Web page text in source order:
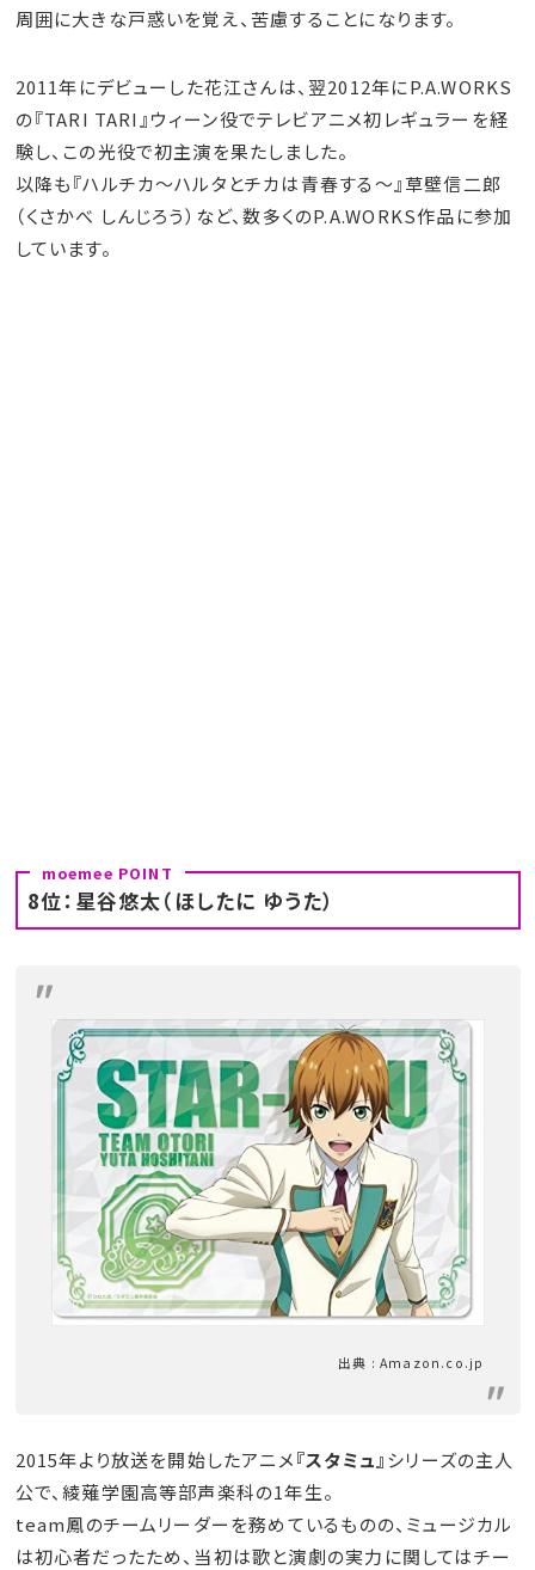
周囲に大きな戸惑いを覚え、苦慮することになります。
2011年にデビューした花江さんは、翌2012年にP.A.WORKS
の『TARI TARI』ウィーン役でテレビアニメ初レギュラーを経
験し、この光役で初主演を果たしました。
以降も『ハルチカ～ハルタとチカは青春する～』草壁信二郎
（くさかべ しんじろう）など、数多くのP.A.WORKS作品に参加
しています。
8位：星谷悠太（ほしたに ゆうた）
出典 : Amazon.co.jp
2015年より放送を開始したアニメ『スタミュ』シリーズの主人
公で、綾薙学園高等部声楽科の1年生。
team鳳のチームリーダーを務めているものの、ミュージカル
は初心者だったため、当初は歌と演劇の実力に関してはチー